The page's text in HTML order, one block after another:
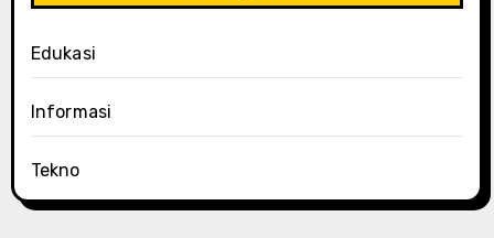
Edukasi
Informasi
Tekno